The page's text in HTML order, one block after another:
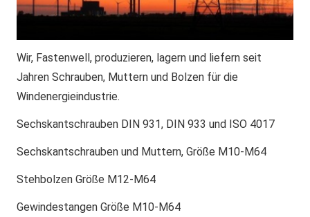
Wir, Fastenwell, produzieren, lagern und liefern seit
Jahren Schrauben, Muttern und Bolzen für die
Windenergieindustrie.
Sechskantschrauben DIN 931, DIN 933 und ISO 4017
Sechskantschrauben und Muttern, Größe M10-M64
Stehbolzen Größe M12-M64
Gewindestangen Größe M10-M64